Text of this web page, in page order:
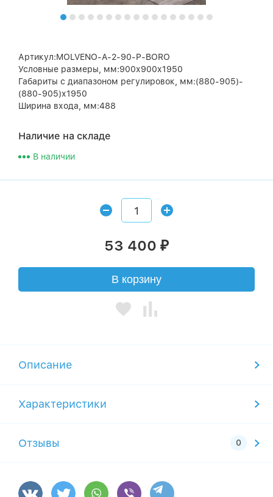
Артикул:MOLVENO-A-2-90-P-BORO
Условные размеры, мм:900х900х1950
Габариты с диапазоном регулировок, мм:(880-905)-
(880-905)х1950
Ширина входа, мм:488
Наличие на складе
В наличии
53 400 ₽
В корзину
Описание
Характеристики
Отзывы